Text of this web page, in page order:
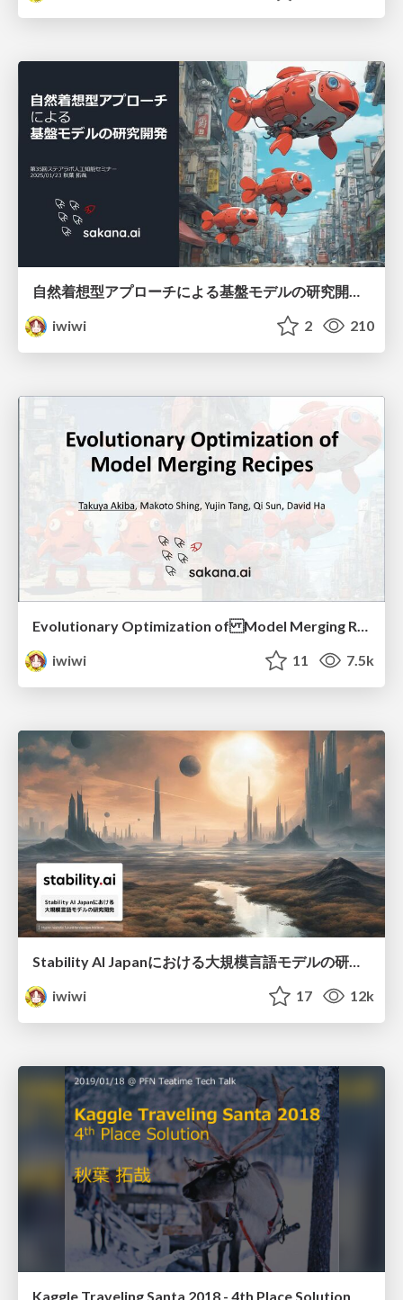
自然着想型アプローチによる基盤モデルの研究開発 (2025/01/23, 第35回ステアラボ人工知能セミナー)
iwiwi
2 210
Evolutionary Optimization of Model Merging Recipes (2024/04/17, NLPコロキウム)
iwiwi
11 7.5k
Stability AI Japanにおける大規模言語モデルの研究開発
iwiwi
17 12k
Kaggle Traveling Santa 2018 - 4th Place Solution